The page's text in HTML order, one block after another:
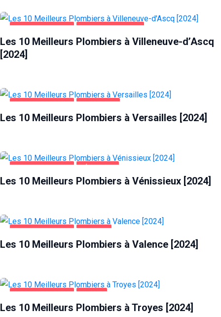
Les 10 Meilleurs Plombiers à Villeneuve-d’Ascq
[2024]
Les 10 Meilleurs Plombiers à Versailles [2024]
Les 10 Meilleurs Plombiers à Vénissieux [2024]
Les 10 Meilleurs Plombiers à Valence [2024]
Les 10 Meilleurs Plombiers à Troyes [2024]